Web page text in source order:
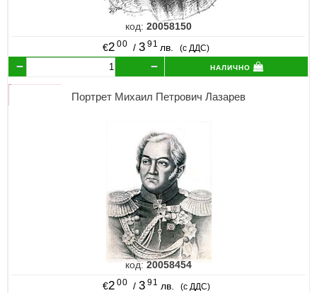
код: 20058150
€2 00 / 3 91 лв. (с ДДС)
налично
Портрет Михаил Петрович Лазарев
код:20058454
€2 00 /3 91 лв. (с ДДС)